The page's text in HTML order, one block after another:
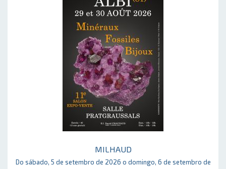
MILHAUD
Do sábado, 5 de setembro de 2026 o domingo, 6 de setembro de